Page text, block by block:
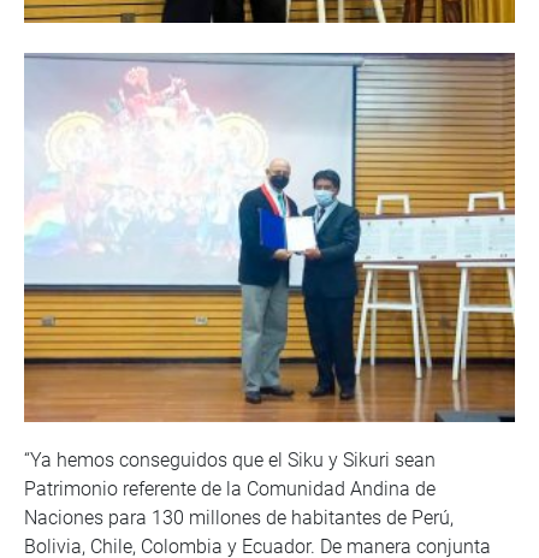
“Ya hemos conseguidos que el Siku y Sikuri sean
Patrimonio referente de la Comunidad Andina de
Naciones para 130 millones de habitantes de Perú,
Bolivia, Chile, Colombia y Ecuador. De manera conjunta